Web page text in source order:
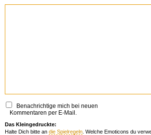
Benachrichtige mich bei neuen
Kommentaren per E-Mail.
Das Kleingedruckte:
Halte Dich bitte an die Spielregeln . Welche Emoticons du